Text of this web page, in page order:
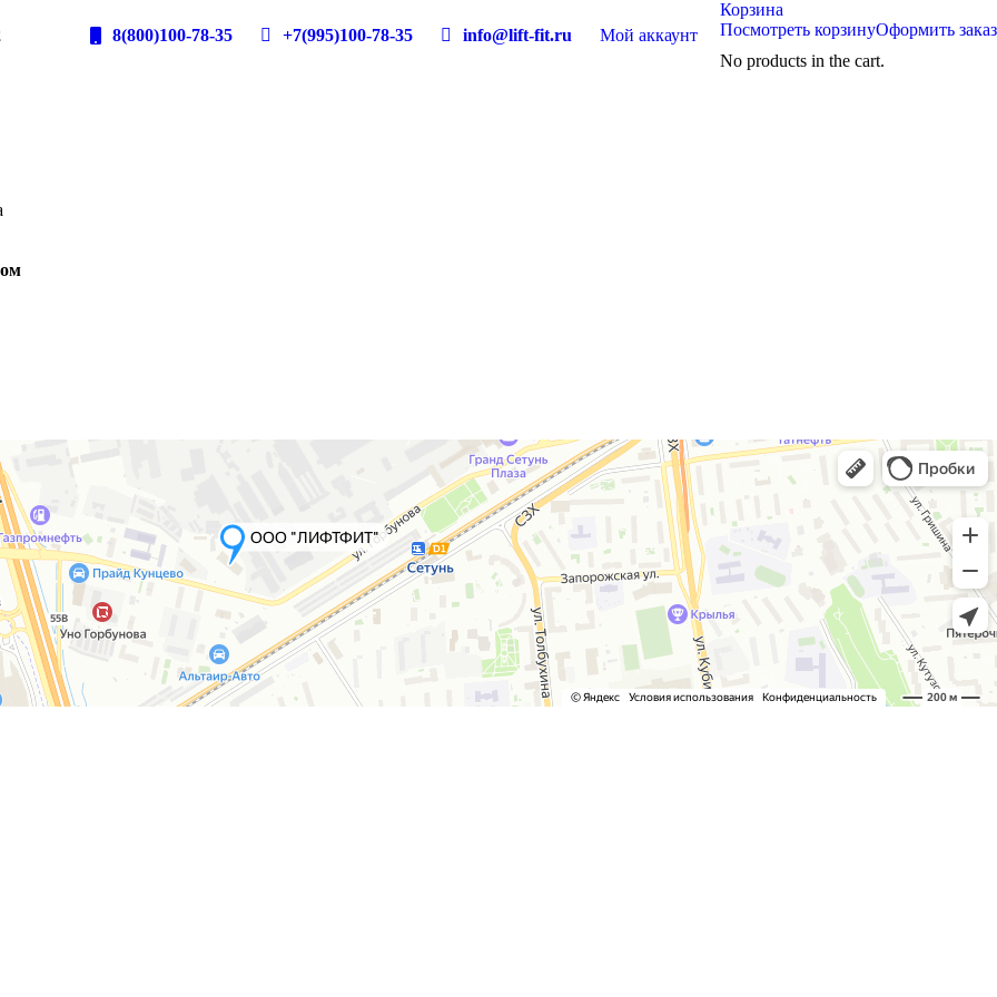
8(800)100-78-35 +7(995)100-78-35 info@lift-fit.ru Мой аккаунт
Корзина
Посмотреть корзинуОформить заказ
No products in the cart.